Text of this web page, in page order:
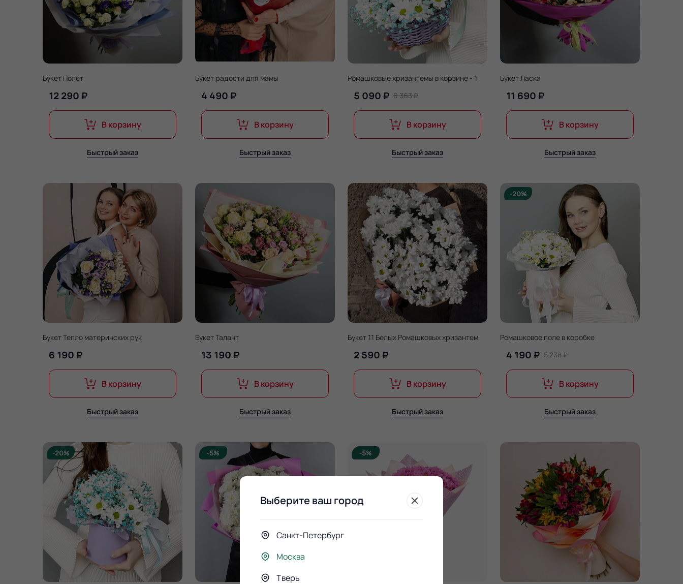
Букет Полет
12 290 ₽
В корзину
Быстрый заказ
Букет радости для мамы
4 490 ₽
В корзину
Быстрый заказ
Ромашковые хризантемы в корзине - 1
5 090 ₽ 6 363 ₽
В корзину
Быстрый заказ
Букет Ласка
11 690 ₽
В корзину
Быстрый заказ
Букет Тепло материнских рук
6 190 ₽
В корзину
Быстрый заказ
Букет Талант
13 190 ₽
В корзину
Быстрый заказ
Букет 11 Белых Ромашковых хризантем
2 590 ₽
В корзину
Быстрый заказ
-20%
Ромашковое поле в коробке
4 190 ₽ 5 238 ₽
В корзину
Быстрый заказ
-20% -5% -5%
Выберите ваш город
Санкт-Петербург
Москва
Тверь